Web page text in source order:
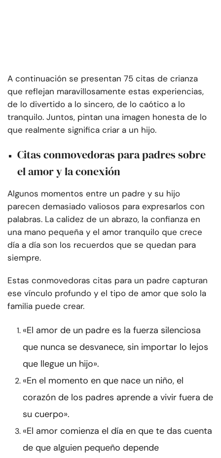
A continuación se presentan 75 citas de crianza
que reflejan maravillosamente estas experiencias,
de lo divertido a lo sincero, de lo caótico a lo
tranquilo. Juntos, pintan una imagen honesta de lo
que realmente significa criar a un hijo.
Citas conmovedoras para padres sobre
el amor y la conexión
Algunos momentos entre un padre y su hijo
parecen demasiado valiosos para expresarlos con
palabras. La calidez de un abrazo, la confianza en
una mano pequeña y el amor tranquilo que crece
día a día son los recuerdos que se quedan para
siempre.
Estas conmovedoras citas para un padre capturan
ese vínculo profundo y el tipo de amor que solo la
familia puede crear.
«El amor de un padre es la fuerza silenciosa
que nunca se desvanece, sin importar lo lejos
que llegue un hijo».
«En el momento en que nace un niño, el
corazón de los padres aprende a vivir fuera de
su cuerpo».
«El amor comienza el día en que te das cuenta
de que alguien pequeño depende